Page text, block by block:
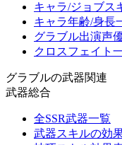
キャラ/ジョブス
キャラ年齢/身長
グラブル出演声
クロスフェイト
グラブルの武器関連
武器総合
全SSR武器一覧
武器スキルの効